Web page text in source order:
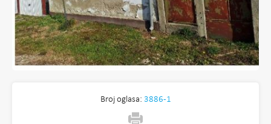
Broj oglasa: 3886-1